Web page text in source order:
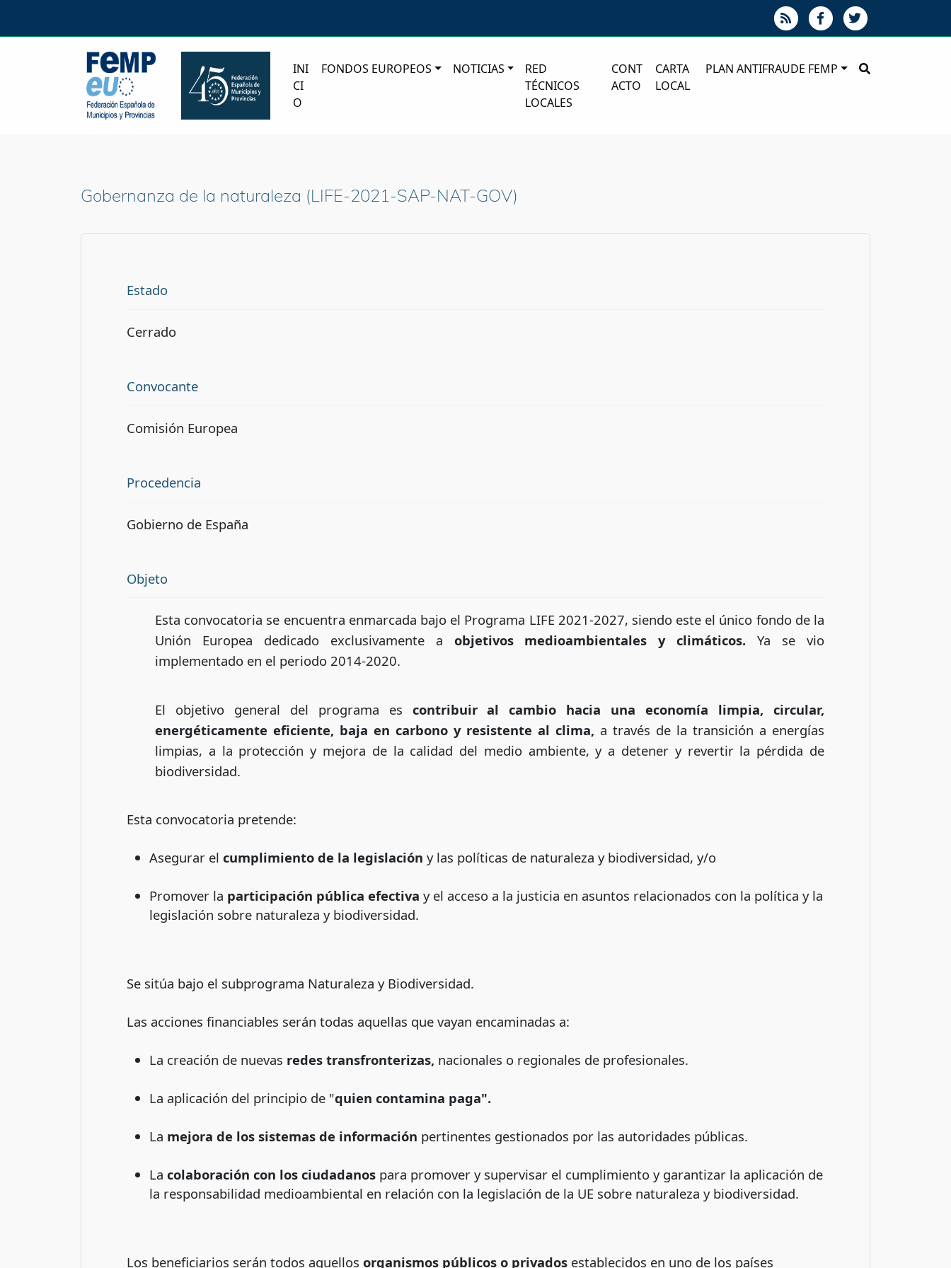
INI
CI
O
FONDOS EUROPEOS NOTICIAS
RED
TÉCNICOS
LOCALES
CONT
ACTO
CARTA
LOCAL
PLAN ANTIFRAUDE FEMP
Gobernanza de la naturaleza (LIFE-2021-SAP-NAT-GOV)
Estado
Cerrado
Convocante
Comisión Europea
Procedencia
Gobierno de España
Objeto
Esta convocatoria se encuentra enmarcada bajo el Programa LIFE 2021-2027, siendo este el único fondo de la
Unión Europea dedicado exclusivamente a objetivos medioambientales y climáticos.Ya se vio
implementado en el periodo 2014-2020.
El objetivo general del programa es contribuir al cambio hacia una economía limpia, circular,
energéticamente eficiente, baja en carbono y resistente al clima, a través de la transición a energías
limpias, a la protección y mejora de la calidad del medio ambiente, y a detener y revertir la pérdida de
biodiversidad.
Esta convocatoria pretende:
Asegurar el cumplimiento de la legislación y las políticas de naturaleza y biodiversidad, y/o
Promover la participación pública efectiva y el acceso a la justicia en asuntos relacionados con la política y la
legislación sobre naturaleza y biodiversidad.
Se sitúa bajo el subprograma Naturaleza y Biodiversidad.
Las acciones financiables serán todas aquellas que vayan encaminadas a:
La creación de nuevas redes transfronterizas, nacionales o regionales de profesionales.
La aplicación del principio de "quien contamina paga".
La mejora de los sistemas de información pertinentes gestionados por las autoridades públicas.
La colaboración con los ciudadanos para promover y supervisar el cumplimiento y garantizar la aplicación de
la responsabilidad medioambiental en relación con la legislación de la UE sobre naturaleza y biodiversidad.
Los beneficiarios serán todos aquellos organismos públicos o privados establecidos en uno de los países